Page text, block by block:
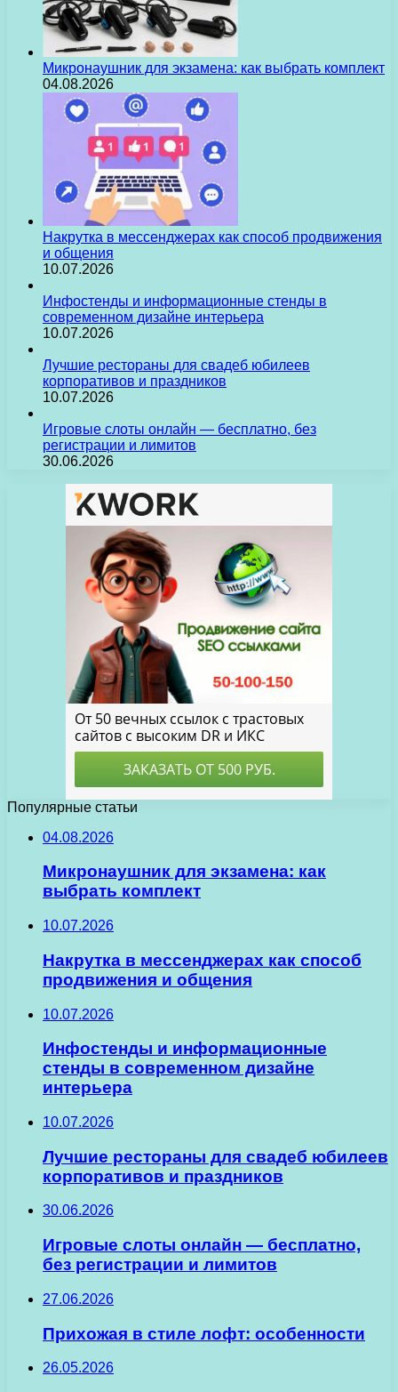
Микронаушник для экзамена: как выбрать комплект
04.08.2026
Накрутка в мессенджерах как способ продвижения
и общения
10.07.2026
Инфостенды и информационные стенды в
современном дизайне интерьера
10.07.2026
Лучшие рестораны для свадеб юбилеев
корпоративов и праздников
10.07.2026
Игровые слоты онлайн — бесплатно, без
регистрации и лимитов
30.06.2026
Популярные статьи
04.08.2026
Микронаушник для экзамена: как
выбрать комплект
10.07.2026
Накрутка в мессенджерах как способ
продвижения и общения
10.07.2026
Инфостенды и информационные
стенды в современном дизайне
интерьера
10.07.2026
Лучшие рестораны для свадеб юбилеев
корпоративов и праздников
30.06.2026
Игровые слоты онлайн — бесплатно,
без регистрации и лимитов
27.06.2026
Прихожая в стиле лофт: особенности
26.05.2026